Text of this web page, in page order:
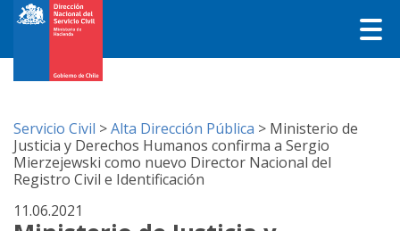
Servicio Civil >Alta Dirección Pública > Ministerio de
Justicia y Derechos Humanos confirma a Sergio
Mierzejewski como nuevo Director Nacional del
Registro Civil e Identificación
11.06.2021